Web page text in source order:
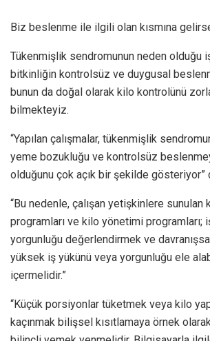
Biz beslenme ile ilgili olan kısmına
Tükenmişlik sendromunun neden olduğu
bitkinliğin kontrolsüz ve duygusal
bunun da doğal olarak kilo kontrolünü
bilmekteyiz.
“Yapılan çalışmalar, tükenmişlik
yeme bozukluğu ve kontrolsüz
olduğunu çok açık bir şekilde gösteriyor”
“Bu nedenle, çalışan yetişkinlere sunulan
programları ve kilo yönetimi programları;
yorgunluğu değerlendirmek ve
yüksek iş yükünü veya yorgunluğu ele
içermelidir.”
“Küçük porsiyonlar tüketmek veya kilo
kaçınmak bilişsel kısıtlamaya örnek